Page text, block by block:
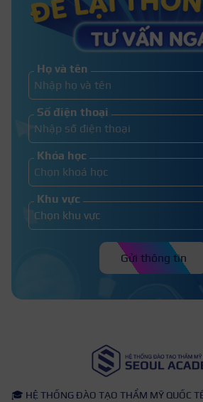
Gợi ý 60+
xu hướng
với nhiều
Họ và tên
Số điện thoại
Khóa học
Khu vực
Gửi thông tin
🎓 HỆ THỐNG ĐÀO TẠO THẨM MỸ QUỐC